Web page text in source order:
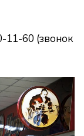
11-60 (звонок